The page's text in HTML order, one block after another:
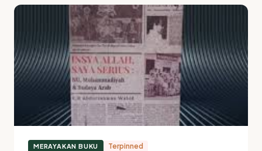
Peminat kajian Sosial, Islamic theology and Islamic
Philosophy dan aktif di Komunitas Diskusi buku serta diskusi
Malam Sabtu. Penulis bisa dihubungi media sosial: Syah Arsyie
(facebook), syah.arsyie1717 (Instagram dan Twitter).
11Total
Artikel
MERAYAKAN BUKU Terpinned